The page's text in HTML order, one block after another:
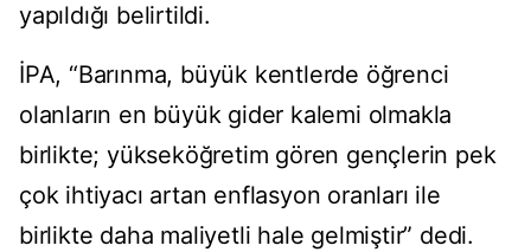
yapıldığı belirtildi.
İPA, “Barınma, büyük kentlerde öğrenci
olanların en büyük gider kalemi olmakla
birlikte; yükseköğretim gören gençlerin pek
çok ihtiyacı artan enflasyon oranları ile
birlikte daha maliyetli hale gelmiştir” dedi.